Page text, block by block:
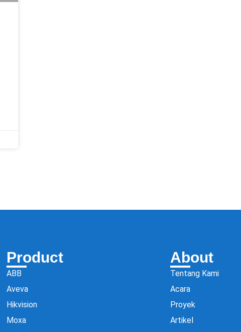
Product
ABB
Aveva
Hikvision
Moxa
About
Tentang Kami
Acara
Proyek
Artikel